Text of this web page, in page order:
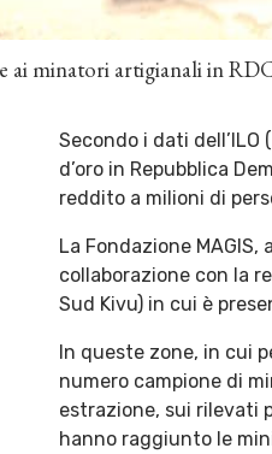
ai minatori artigianali in
Secondo i dati
d’oro in Repubblica
reddito a milioni di
La Fondazione
collaborazione con la
Sud Kivu) in cui è
In queste zone, in cui
numero campione di
estrazione, sui rilevati
hanno raggiunto le